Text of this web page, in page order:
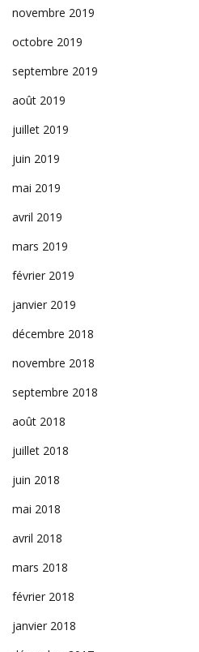
novembre 2019
octobre 2019
septembre 2019
août 2019
juillet 2019
juin 2019
mai 2019
avril 2019
mars 2019
février 2019
janvier 2019
décembre 2018
novembre 2018
septembre 2018
août 2018
juillet 2018
juin 2018
mai 2018
avril 2018
mars 2018
février 2018
janvier 2018